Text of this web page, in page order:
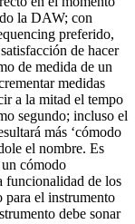
la DAW; con
preferido,
de hacer
de medida de un
medidas
a la mitad el tempo
segundo; incluso el
más ‘cómodo
el nombre. Es
cómodo
funcionalidad de los
para el instrumento
debe sonar